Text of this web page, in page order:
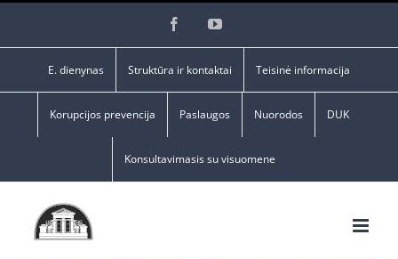
FacebookYouTube
E. dienynas Struktūra ir kontaktai Teisinė informacija
Korupcijos prevencija Paslaugos Nuorodos DUK
Konsultavimasis su visuomene